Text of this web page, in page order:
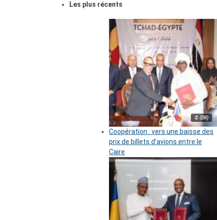
Les plus récents
© (DR)
Coopération : vers une baisse des
prix de billets d’avions entre le
Caire